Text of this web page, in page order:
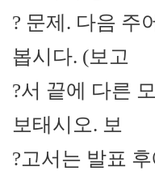
? 문제. 다음 주
봅시다. (보고
?서 끝에 다른
보태시오. 보
?고서는 발표